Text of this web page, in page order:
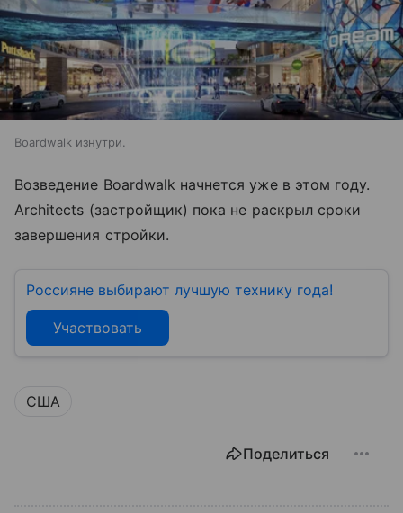
Boardwalk изнутри.
Возведение Boardwalk начнется уже в этом году.
Architects (застройщик) пока не раскрыл сроки
завершения стройки.
Россияне выбирают лучшую технику года!
Участвовать
США
Поделиться